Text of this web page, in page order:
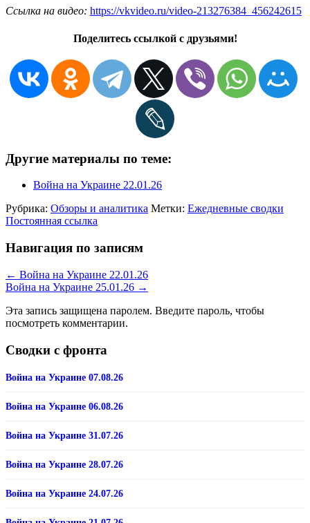
Ссылка на видео: https://vkvideo.ru/video-213276384_456242615
Поделитесь ссылкой с друзьями!
Другие материалы по теме:
Война на Украине 22.01.26
Рубрика: Обзоры и аналитика Метки: Ежедневные сводки
Постоянная ссылка
Навигация по записям
← Война на Украине 22.01.26
Война на Украине 25.01.26 →
Эта запись защищена паролем. Введите пароль, чтобы
посмотреть комментарии.
Сводки с фронта
Война на Украине 07.08.26
Война на Украине 06.08.26
Война на Украине 31.07.26
Война на Украине 28.07.26
Война на Украине 24.07.26